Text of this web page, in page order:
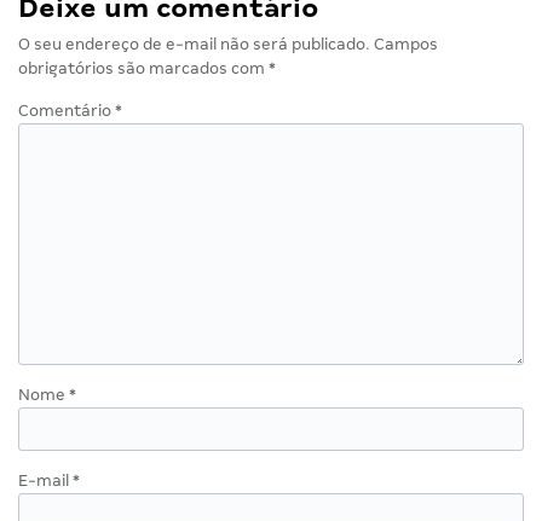
Deixe um comentário
O seu endereço de e-mail não será publicado. Campos
obrigatórios são marcados com *
Comentário *
Nome *
E-mail *